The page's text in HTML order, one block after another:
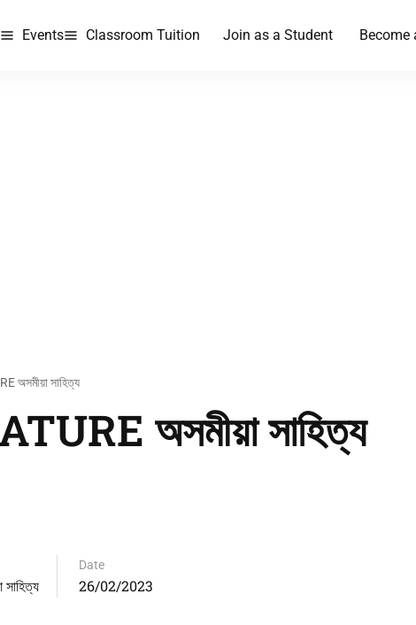
Events Classroom Tuition Join as a Student Become
অসমীয়া সাহিত্য
অসমীয়া সাহিত্য
Date
26/02/2023